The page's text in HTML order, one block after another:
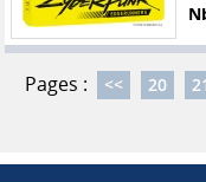
Pages : << 20